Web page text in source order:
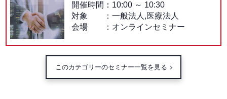
開催時間： 10:00～ 10:30
対象
一般法人,医療法人
会場
オンラインセミナー
このカテゴリーのセミナー一覧を見る